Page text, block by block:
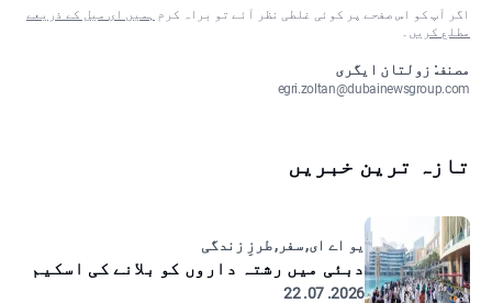
اگر آپ کو اس صفحے پر کوئی غلطی نظر آئے تو براہ کرم ہمیں ای میل کے ذریعے
مطلع کریں ۔
مصنف: زولتان ایگری
egri.zoltan@dubainewsgroup.com
تازہ ترین خبریں
یو اے ای, سفر, طرزِ زندگی
دبئی میں رشتہ داروں کو بلانے کی اسکیم
2026. 07. 22